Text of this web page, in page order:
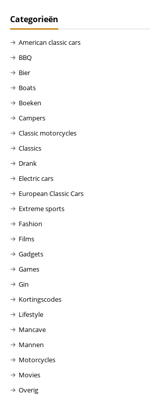
Categorieën
American classic cars
BBQ
Bier
Boats
Boeken
Campers
Classic motorcycles
Classics
Drank
Electric cars
European Classic Cars
Extreme sports
Fashion
Films
Gadgets
Games
Gin
Kortingscodes
Lifestyle
Mancave
Mannen
Motorcycles
Movies
Overig